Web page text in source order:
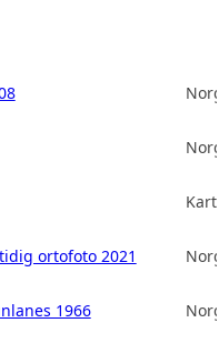
ortofoto 2021
1966